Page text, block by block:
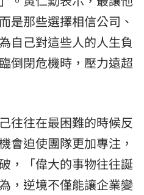
是那些選擇相信公司、
自己對這些人的人生負
倒閉危機時，壓力遠超
往往在最困難的時候反
會迫使團隊更加專注，
，「偉大的事物往往誕
，逆境不僅能讓企業變